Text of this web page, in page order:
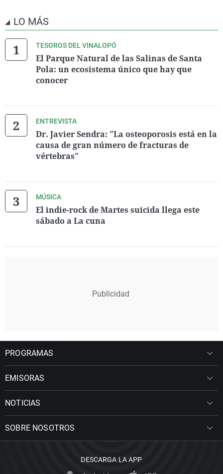
LO MÁS
TESOROS DEL VINALOPÓ
El Parque Natural de las Salinas de Santa
Pola: un ecosistema único que hay que
conocer
ENTREVISTA
Dr. Javier Sendra: "La osteoporosis está en la
causa de gran número de fracturas de
vértebras"
MÚSICA
El indie-rock de Martes suicida llega este
sábado a La cuna
PROGRAMAS
EMISORAS
NOTICIAS
SOBRE NOSOTROS
DESCARGA LA APP